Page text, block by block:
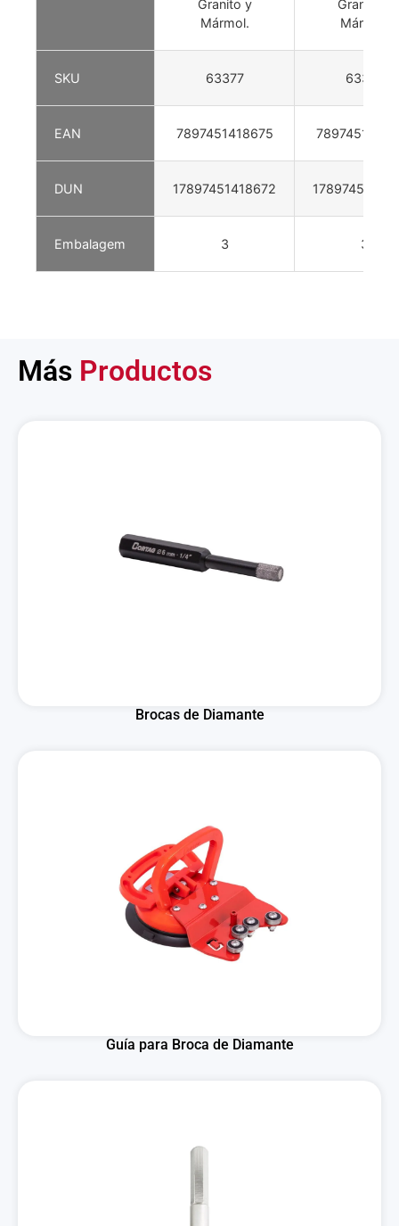
Granito y
Mármol.
Granito y
Mármol.
SKU 63377 63378
EAN 7897451418675
DUN 17897451418672
Embalagem 3 3
Más Productos
Brocas de Diamante
Guía para Broca de Diamante